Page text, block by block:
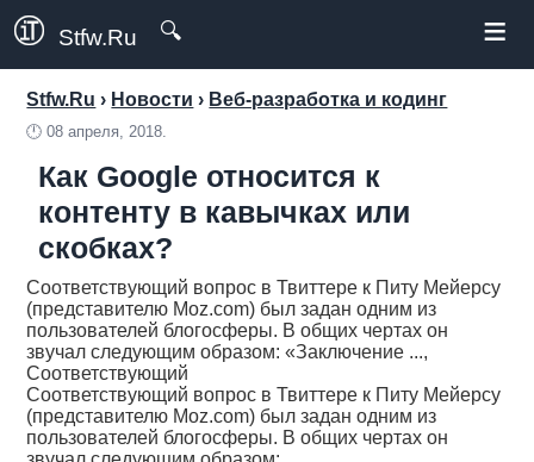
Stfw.Ru 🔍 ≡
Stfw.Ru › Новости › Веб-разработка и кодинг
🕛08 апреля, 2018.
Как Google относится к
контенту в кавычках или
скобках?
Соответствующий вопрос в Твиттере к Питу Мейерсу
(представителю Moz.com) был задан одним из
пользователей блогосферы. В общих чертах он
звучал следующим образом: «Заключение ...,
Соответствующий
Соответствующий вопрос в Твиттере к Питу Мейерсу
(представителю Moz.com) был задан одним из
пользователей блогосферы. В общих чертах он